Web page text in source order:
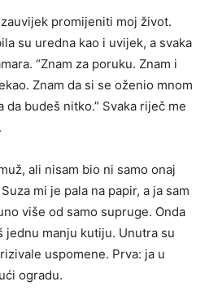
promijeniti moj život.
su uredna kao i uvijek, a svaka
“Znam za poruku. Znam i
Znam da si se oženio mnom
budeš nitko.” Svaka riječ me
ali nisam bio ni samo onaj
mi je pala na papir, a ja sam
više od samo supruge. Onda
jednu manju kutiju. Unutra su
uspomene. Prva: ja u
ogradu.